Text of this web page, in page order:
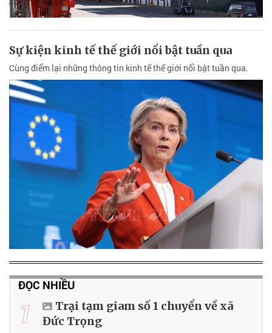
Sự kiện kinh tế thế giới nổi bật tuần qua
Cùng điểm lại những thông tin kinh tế thế giới nổi bật tuần qua.
ĐỌC NHIỀU
1
Trại tạm giam số 1 chuyển về xã
Đức Trọng